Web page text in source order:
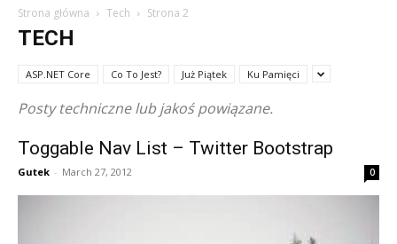
Strona główna Tech Strona 2
TECH
ASP.NET Core Co To Jest? Już Piątek Ku Pamięci
Posty techniczne lub jakoś powiązane.
Toggable Nav List – Twitter Bootstrap
Gutek - March 27, 2012 0